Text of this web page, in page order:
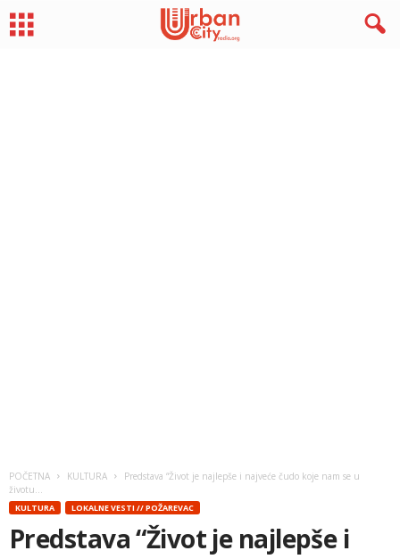
POČETNA KULTURA
Predstava “Život je najlepše i najveće čudo koje nam se u
životu...
KULTURA LOKALNE VESTI // POŽAREVAC
Predstava “Život je najlepše i